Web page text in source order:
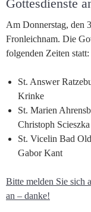
Gottesdienste
Am Donnerstag, den
Fronleichnam. Die
folgenden Zeiten statt:
St. Answer
Krinke
St. Marien
Christoph Scieszka
St. Vicelin Bad
Gabor Kant
Bitte melden Sie sich
an – danke!